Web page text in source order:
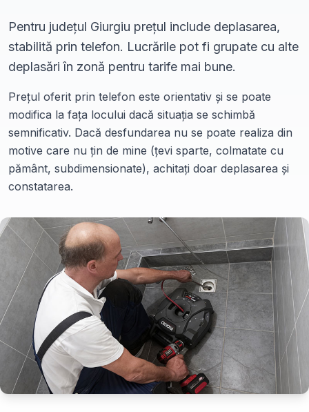
Pentru județul Giurgiu prețul include deplasarea,
stabilită prin telefon. Lucrările pot fi grupate cu alte
deplasări în zonă pentru tarife mai bune.
Prețul oferit prin telefon este orientativ și se poate
modifica la fața locului dacă situația se schimbă
semnificativ. Dacă desfundarea nu se poate realiza din
motive care nu țin de mine (țevi sparte, colmatate cu
pământ, subdimensionate), achitați doar deplasarea și
constatarea.